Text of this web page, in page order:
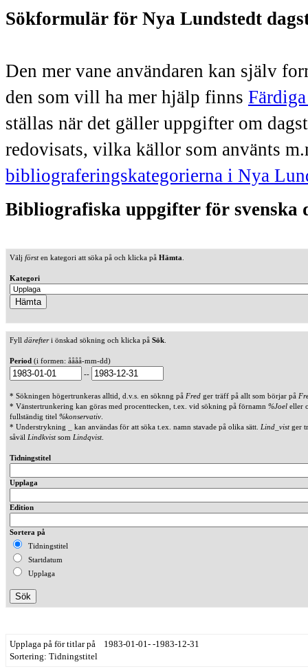
Sökformulär för Nya Lundstedt
Den mer vane användaren kan själv
den som vill ha mer hjälp finns
ställas när det gäller uppgifter om
redovisats, vilka källor som använts
bibliograferingskategorierna i Nya
Bibliografiska uppgifter för svenska
Välj försten kategori att söka på och klicka på Hämta
Kategori
Fyll därefteri önskad sökning och klicka på Sök
Period (i formen: åååå-mm-dd)
--
* Sökningen högertrunkeras alltid, d.v.s. en söknng på Fred ger träff på allt som börjar på
* Vänstertrunkering kan göras med procenttecken, t.ex. vid sökning på förnamn %Joel eller
fullständig titel %konservativ
* Understrykning _ kan användas för att söka t.ex. namn stavade på olika sätt. Lind_vistger
såväl Lindkvistsom Lindqvist.
Tidningstitel
Upplaga
Edition
Sortera på
Tidningstitel
Startdatum
Upplaga
Upplaga på för titlar på 1983-01-01- -1983-12-31
Sortering: Tidningstitel